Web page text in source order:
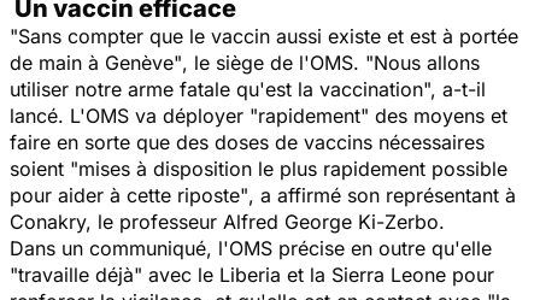
Un vaccin efficace
"Sans compter que le vaccin aussi existe et est à portée
de main à Genève", le siège de l'OMS. "Nous allons
utiliser notre arme fatale qu'est la vaccination", a-t-il
lancé. L'OMS va déployer "rapidement" des moyens et
faire en sorte que des doses de vaccins nécessaires
soient "mises à disposition le plus rapidement possible
pour aider à cette riposte", a affirmé son représentant à
Conakry, le professeur Alfred George Ki-Zerbo.
Dans un communiqué, l'OMS précise en outre qu'elle
"travaille déjà" avec le Liberia et la Sierra Leone pour